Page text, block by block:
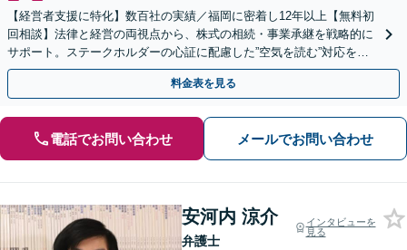
【経営者支援に特化】数百社の実績／福岡に密着し12年以上【無料初
回相談】法律と経営の両視点から、株式の相続・事業承継を戦略的に
サポート。ステークホルダーの心証に配慮した”空気を読む”対応を強
みに、円満な解決を目指します【天神駅１分】
料金表を見る
電話でお問い合わせ メールでお問い合わせ
安河内 涼介
弁護士
インタビューを
見る